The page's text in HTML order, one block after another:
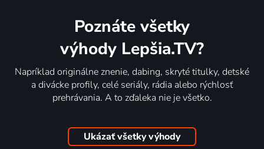
Poznáte všetky
výhody Lepšia.TV?
Napríklad originálne znenie, dabing, skryté titulky, detské
a divácke profily, celé seriály, rádia alebo rýchlosť
prehrávania. A to zďaleka nie je všetko.
Ukázať všetky výhody